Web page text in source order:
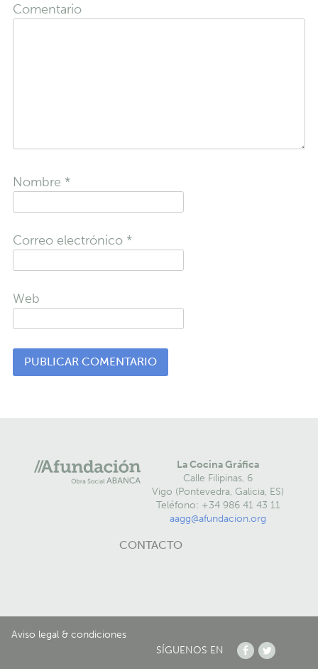
Comentario
Nombre *
Correo electrónico *
Web
La Cocina Gráfica
Calle Filipinas, 6
Vigo (Pontevedra, Galicia, ES)
Teléfono: +34 986 41 43 11
aagg@afundacion.org
CONTACTO
Aviso legal & condiciones
SÍGUENOS EN